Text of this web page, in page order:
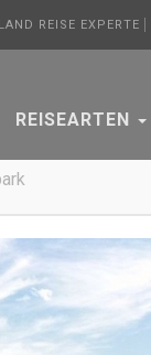
REISE EXPERTE
REISEARTEN